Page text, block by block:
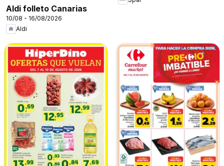
Aldi folleto Canarias
10/08 - 16/08/2026
Aldi